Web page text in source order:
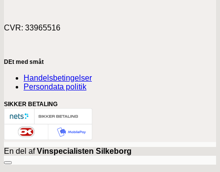
CVR: 33965516
DEt med småt
Handelsbetingelser
Persondata politik
SIKKER BETALING
En del afVinspecialisten Silkeborg